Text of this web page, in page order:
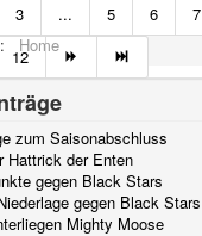
3
... 5 6 7
12
Home
zum Saisonabschluss
Hattrick der Enten
gegen Black Stars
gegen Black Stars
Mighty Moose